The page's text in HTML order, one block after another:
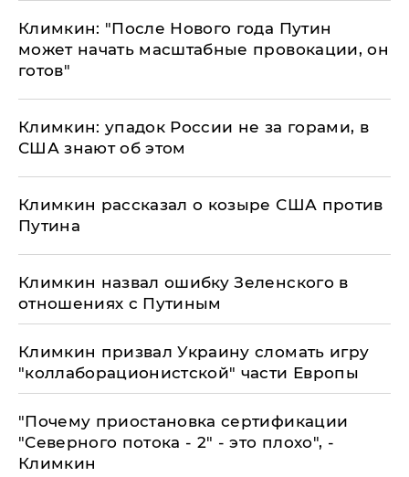
Климкин: "После Нового года Путин
может начать масштабные провокации, он
готов"
Климкин: упадок России не за горами, в
США знают об этом
Климкин рассказал о козыре США против
Путина
Климкин назвал ошибку Зеленского в
отношениях с Путиным
Климкин призвал Украину сломать игру
"коллаборационистской" части Европы
​"Почему приостановка сертификации
"Северного потока - 2" - это плохо", -
Климкин